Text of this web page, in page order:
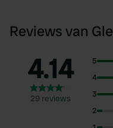
Reviews van
4.14
29 reviews
5
4
3
2